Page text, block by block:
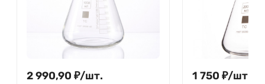
2 990,90 ₽/шт. 1 750 ₽/шт.